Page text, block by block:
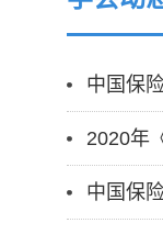
中国保
2020年
中国保